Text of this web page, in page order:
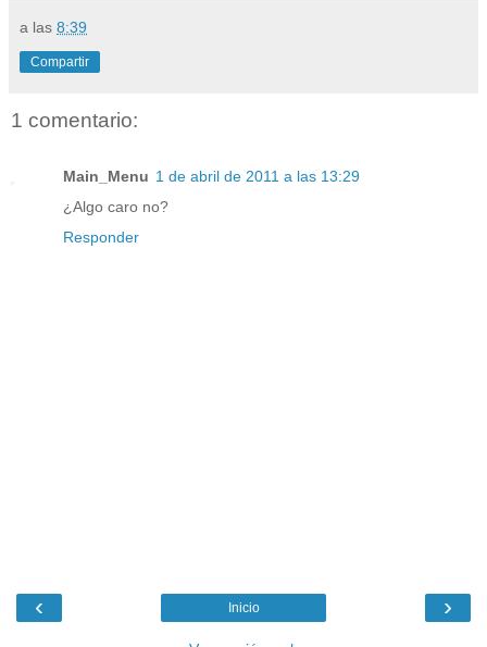
a las 8:39
Compartir
1 comentario:
Main_Menu 1 de abril de 2011 a las 13:29
¿Algo caro no?
Responder
‹ ›
Inicio